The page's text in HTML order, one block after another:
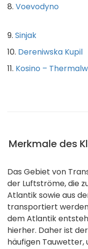
8. Voevodyno
9. Sinjak
10. Dereniwska Kupil
11. Kosino –
Merkmale des
Das Gebiet von
der Luftströme, die
Atlantik sowie aus
transportiert
dem Atlantik
hierher. Daher ist
häufigen Tauwetter,